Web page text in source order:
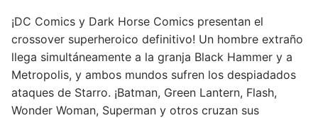
¡DC Comics y Dark Horse Comics presentan el
crossover superheroico definitivo! Un hombre extraño
llega simultáneamente a la granja Black Hammer y a
Metropolis, y ambos mundos sufren los despiadados
ataques de Starro. ¡Batman, Green Lantern, Flash,
Wonder Woman, Superman y otros cruzan sus